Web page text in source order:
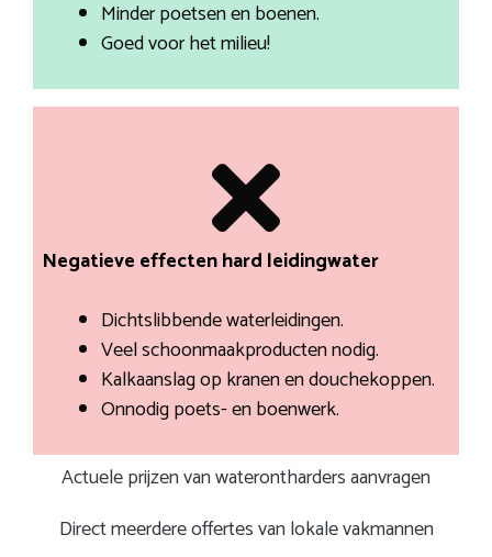
Minder poetsen en boenen.
Goed voor het milieu!
Negatieve effecten hard leidingwater
Dichtslibbende waterleidingen.
Veel schoonmaakproducten nodig.
Kalkaanslag op kranen en douchekoppen.
Onnodig poets- en boenwerk.
Actuele prijzen van waterontharders aanvragen
Direct meerdere offertes van lokale vakmannen